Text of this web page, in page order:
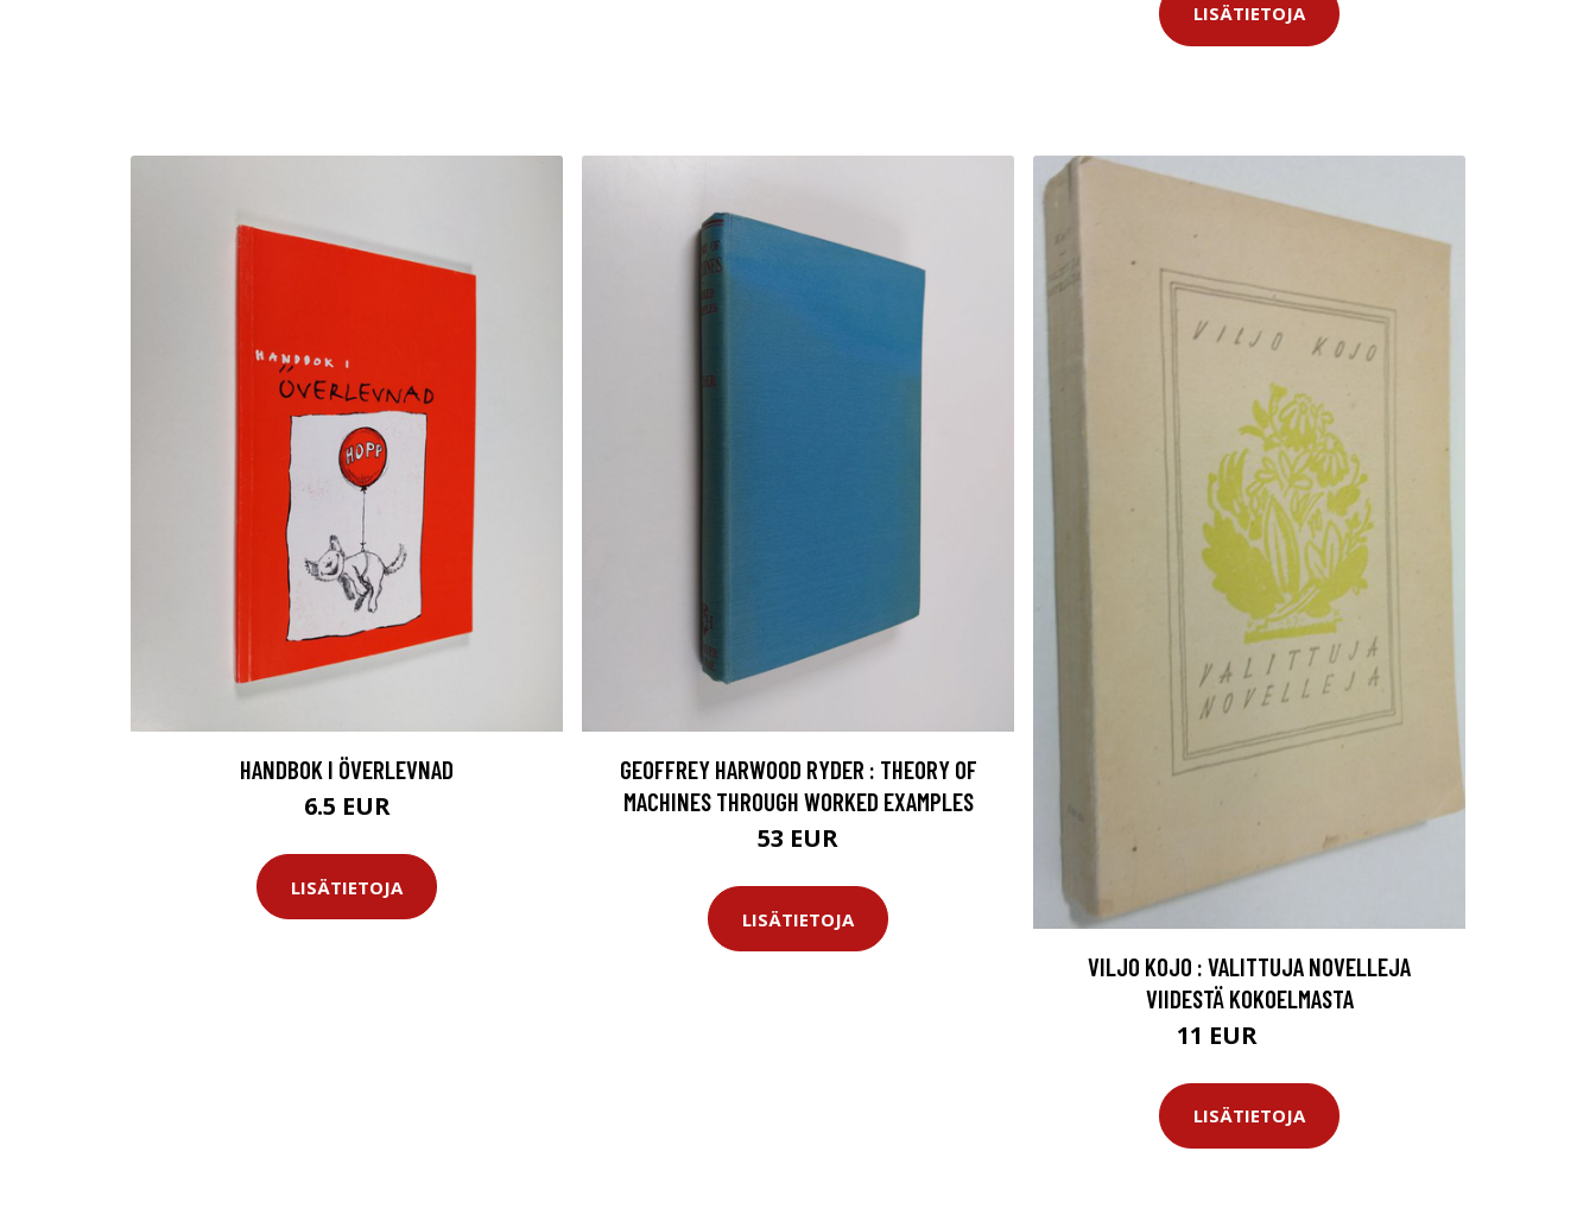
LISÄTIETOJA
HANDBOK I ÖVERLEVNAD
6.5 EUR
LISÄTIETOJA
GEOFFREY HARWOOD RYDER : THEORY OF
MACHINES THROUGH WORKED EXAMPLES
53 EUR
LISÄTIETOJA
VILJO KOJO : VALITTUJA NOVELLEJA
VIIDESTÄ KOKOELMASTA
11 EUR
LISÄTIETOJA